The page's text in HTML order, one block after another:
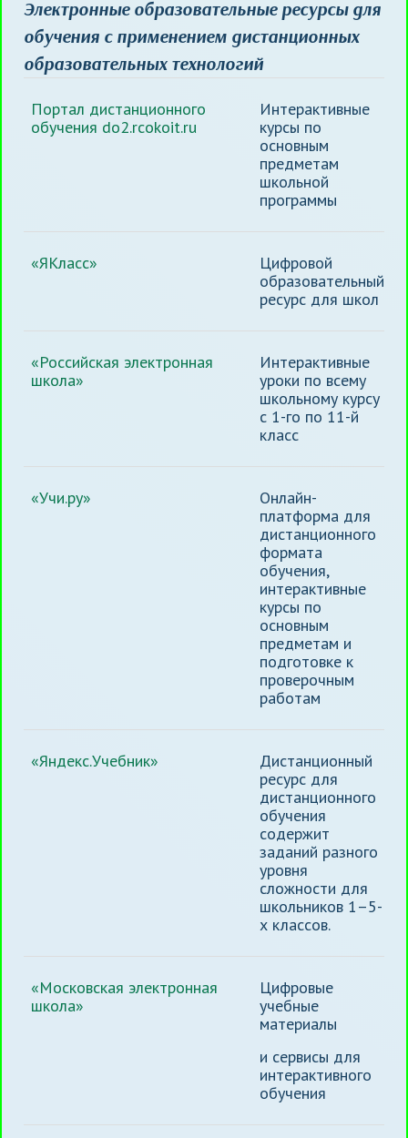
Электронные образовательные ресурсы для
обучения с применением дистанционных
образовательных технологий
Портал дистанционного
обучения do2.rcokoit.ru
Интерактивные
курсы по
основным
предметам
школьной
программы
«ЯКласс»
Цифровой
образовательный
ресурс для школ
«Российская электронная
школа»
Интерактивные
уроки по всему
школьному курсу
с 1-го по 11-й
класс
«Учи.ру»
Онлайн-
платформа для
дистанционного
формата
обучения,
интерактивные
курсы по
основным
предметам и
подготовке к
проверочным
работам
«Яндекс.Учебник»
Дистанционный
ресурс для
дистанционного
обучения
содержит
заданий разного
уровня
сложности для
школьников 1–5-
х классов.
«Московская электронная
школа»
Цифровые
учебные
материалы
и сервисы для
интерактивного
обучения